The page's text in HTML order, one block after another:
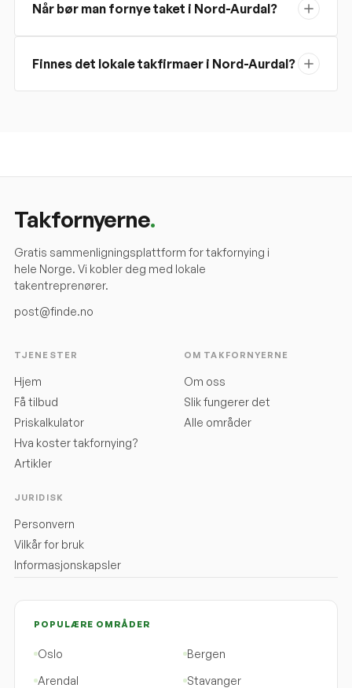
Når bør man fornye taket i Nord-Aurdal?
Finnes det lokale takfirmaer i Nord-Aurdal?
Takfornyerne.
Gratis sammenligningsplattform for takfornying i
hele Norge. Vi kobler deg med lokale
takentreprenører.
post@finde.no
TJENESTER
Hjem
Få tilbud
Priskalkulator
Hva koster takfornying?
Artikler
OM TAKFORNYERNE
Om oss
Slik fungerer det
Alle områder
JURIDISK
Personvern
Vilkår for bruk
Informasjonskapsler
POPULÆRE OMRÅDER
Oslo
Bergen
Arendal
Stavanger